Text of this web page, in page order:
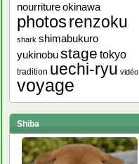
nourriture okinawa
photosrenzoku
shark shimabukuro
yukinobu stage tokyo
tradition uechi-ryu vidéo
voyage
Shiba